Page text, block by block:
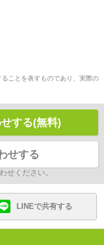
ことを表すものであり、実際の
する(無料)
せする
せください。
LINEで共有する